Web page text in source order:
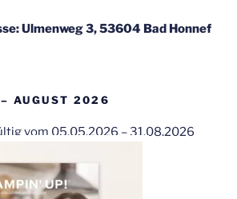
Ulmenweg 3, 53604 Bad Honnef
AUGUST 2026
vom 05.05.2026 – 31.08.2026